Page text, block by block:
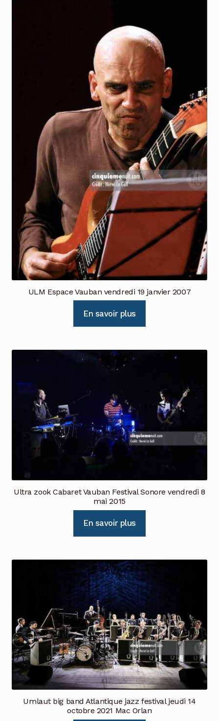
ULM Espace Vauban vendredi 19 janvier 2007
En savoir plus
Ultra zook Cabaret Vauban Festival Sonore vendredi 8
mai 2015
En savoir plus
Umlaut big band Atlantique jazz festival jeudi 14
octobre 2021 Mac Orlan